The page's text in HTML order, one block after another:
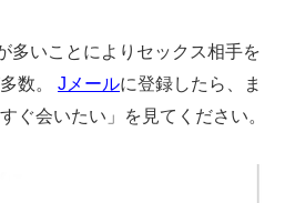
多いことによりセックス相手を
数。 Jメールに登録したら、ま
ぐ会いたい」を見てください。